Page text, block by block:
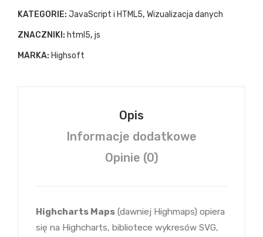
KATEGORIE: JavaScript i HTML5, Wizualizacja danych
ZNACZNIKI: html5, js
MARKA: Highsoft
Opis
Informacje dodatkowe
Opinie (0)
Highcharts Maps (dawniej Highmaps) opiera
się na Highcharts, bibliotece wykresów SVG,